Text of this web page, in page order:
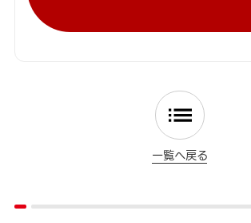
一覧へ戻る